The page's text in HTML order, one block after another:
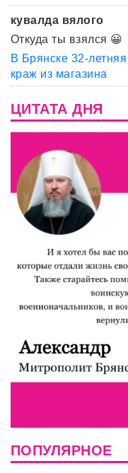
кувалда вялого
Откуда ты взялся 😀
В Брянске 32-
краж из магазина
ЦИТАТА ДНЯ
ПОПУЛЯРНОЕ